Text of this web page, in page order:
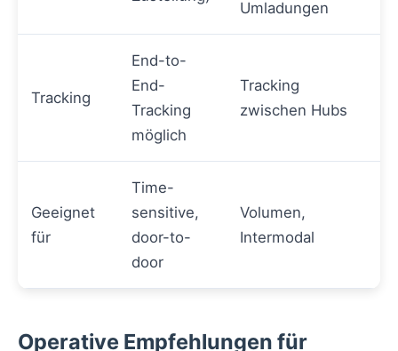
Umladungen
Tracking
End-to-
End-
Tracking
möglich
Tracking
zwischen Hubs
Geeignet
für
Time-
sensitive,
door-to-
door
Volumen,
Intermodal
Operative Empfehlungen für